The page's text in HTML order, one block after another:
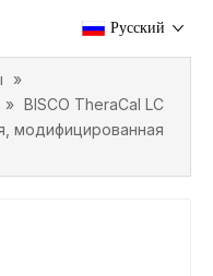
Pусский
»
» BISCO TheraCal LC
модифицированная